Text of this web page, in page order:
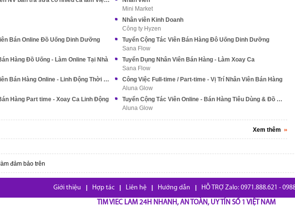
Mini Market
Nhân viên Kinh Doanh
Công ty Hyzen
Bán Online Đồ Uống Dinh Dưỡng
Tuyển Cộng Tác Viên Bán Hàng Đô Uống Dinh Dưỡng
Sana Flow
Hàng Đồ Uống - Làm Online Tại Nhà
Tuyển Dụng Nhân Viên Bán Hàng - Làm Xoay Ca
Sana Flow
Tuyển Cộng Tác Viên Bán Hàng Online - Linh Động Thời Gian
Công Việc Full-time / Part-time - Vị Trí Nhân Viên Bán Hàng
Aluna Glow
Hàng Part time - Xoay Ca Linh Động
Tuyển Cộng Tác Viên Online - Bán Hàng Tiêu Dùng & Đồ Uống
Aluna Glow
Xem thêm
đảm bảo trên
Giới thiệu Hợp tác Liên hệ Hướng dẫn HỖ TRỢ Zalo: 0971.888.621 -
TIM VIEC LAM 24H NHANH, AN TOÀN, UY TÍN SỐ 1 VIỆT NAM